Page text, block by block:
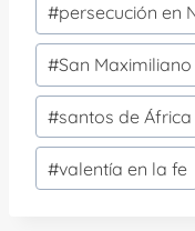
#persecución en
#San
#santos de África
#valentía en la fe